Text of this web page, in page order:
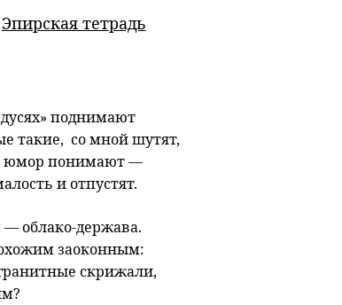
Эпирская тетрадь
поднимают
такие, со мной шутят,
юмор понимают —
и отпустят.
— облако-держава.
заоконным:
скрижали,